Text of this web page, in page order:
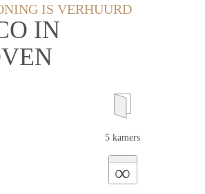
IS VERHUURD
IN
5 kamers
∞